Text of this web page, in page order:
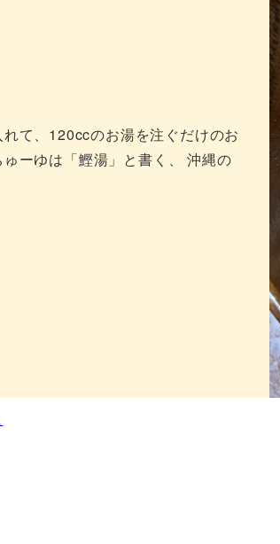
て、120ccのお湯を注ぐだけのお
ーゆは「鰹湯」と書く、 沖縄の